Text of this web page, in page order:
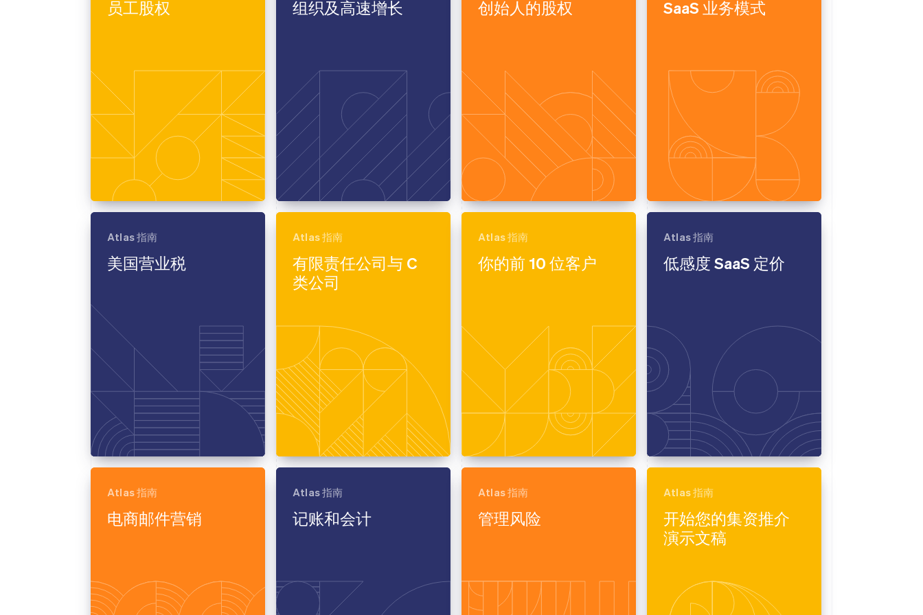
建经济基础设施。
立即观看
员工股权 组织及高速增长 创始人的股权 SaaS 业务模式
Atlas 指南
美国营业税
Atlas 指南
有限责任公司与 C
类公司
Atlas 指南
你的前 10 位客户
Atlas 指南
低感度 SaaS 定价
Atlas 指南
电商邮件营销
Atlas 指南
记账和会计
Atlas 指南
管理风险
Atlas 指南
开始您的集资推介
演示文稿